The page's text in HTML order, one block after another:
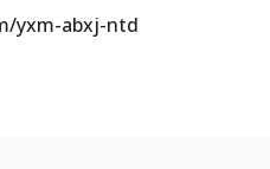
yxm-abxj-ntd